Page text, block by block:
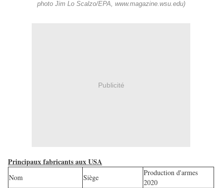
photo Jim Lo Scalzo/EPA, www.magazine.wsu.edu)
Publicité
Principaux fabricants aux USA
Nom Siège
Production d'armes
2020